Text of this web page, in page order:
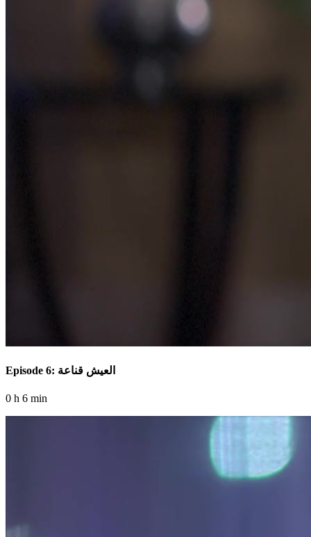
Episode 6: العيش قناعة
0 h 6 min